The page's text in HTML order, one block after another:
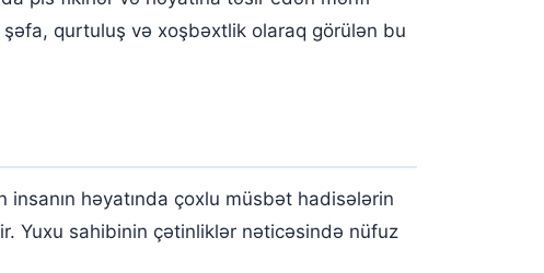
qurtuluş və xoşbəxtlik olaraq görülən bu
həyatında çoxlu müsbət hadisələrin
Yuxu sahibinin çətinliklər nəticəsində nüfuz